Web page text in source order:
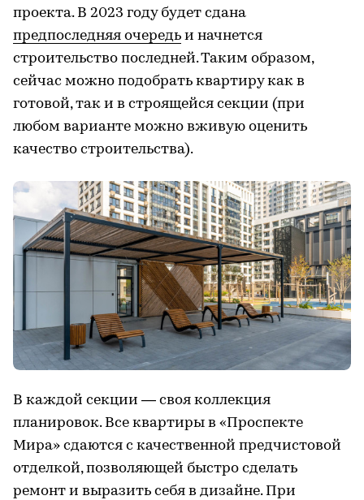
проекта. В 2023 году будет сдана
предпоследняя очередь и начнется
строительство последней. Таким образом,
сейчас можно подобрать квартиру как в
готовой, так и в строящейся секции (при
любом варианте можно вживую оценить
качество строительства).
В каждой секции — своя коллекция
планировок. Все квартиры в «Проспекте
Мира» сдаются с качественной предчистовой
отделкой, позволяющей быстро сделать
ремонт и выразить себя в дизайне. При